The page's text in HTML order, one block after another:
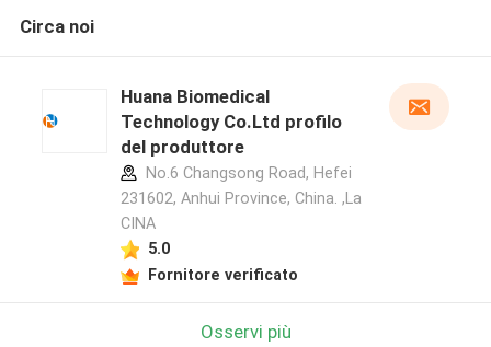
Circa noi
Huana Biomedical
Technology Co.Ltd profilo
del produttore
No.6 Changsong Road, Hefei
231602, Anhui Province, China. ,La
CINA
5.0
Fornitore verificato
Osservi più